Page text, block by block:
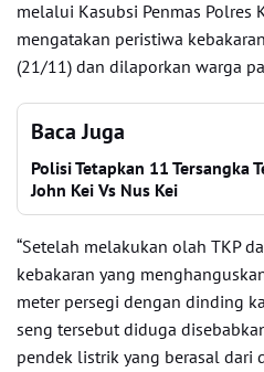
melalui Kasubsi Penmas Polres
mengatakan peristiwa
(21/11) dan dilaporkan warga
Baca Juga
Polisi Tetapkan 11 Tersangka
John Kei Vs Nus Kei
“Setelah melakukan olah TKP
kebakaran yang
meter persegi dengan dinding
seng tersebut diduga
pendek listrik yang berasal dari